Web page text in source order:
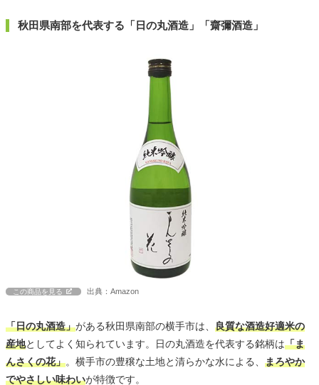
秋田県南部を代表する「日の丸酒造」「齋彌酒造」
この商品を見る 出典：Amazon
「日の丸酒造」がある秋田県南部の横手市は、 良質な酒造好適米の
産地としてよく知られています。日の丸酒造を代表する銘柄は「ま
んさくの花」。横手市の豊穣な土地と清らかな水による、 まろやか
でやさしい味わいが特徴です。